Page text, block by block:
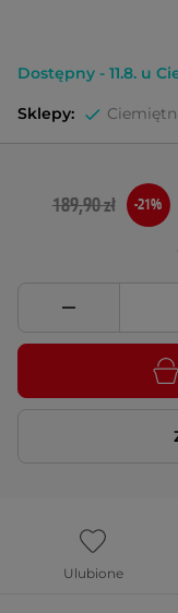
Dostępny - 11.8. u
Sklepy:
189,90 zł -21%
Ulubione